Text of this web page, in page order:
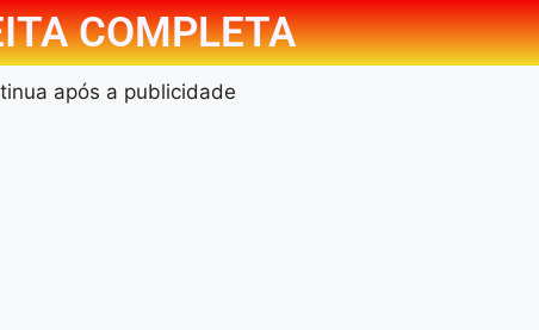
COMPLETA
após a publicidade